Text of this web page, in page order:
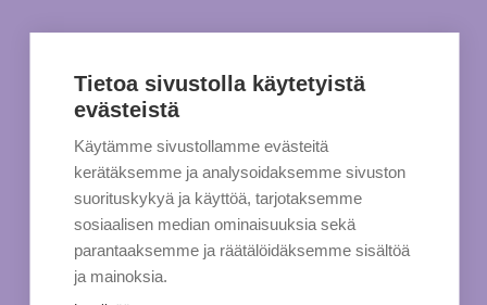
Tietoa sivustolla käytetyistä
evästeistä
Käytämme sivustollamme evästeitä
kerätäksemme ja analysoidaksemme sivuston
suorituskykyä ja käyttöä, tarjotaksemme
sosiaalisen median ominaisuuksia sekä
parantaaksemme ja räätälöidäksemme sisältöä
ja mainoksia.